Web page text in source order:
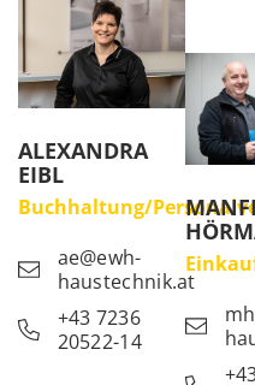
ALEXANDRA
EIBL
Buchhaltung/
ae@ewh-
haustechnik.at
+43 7236
20522-14